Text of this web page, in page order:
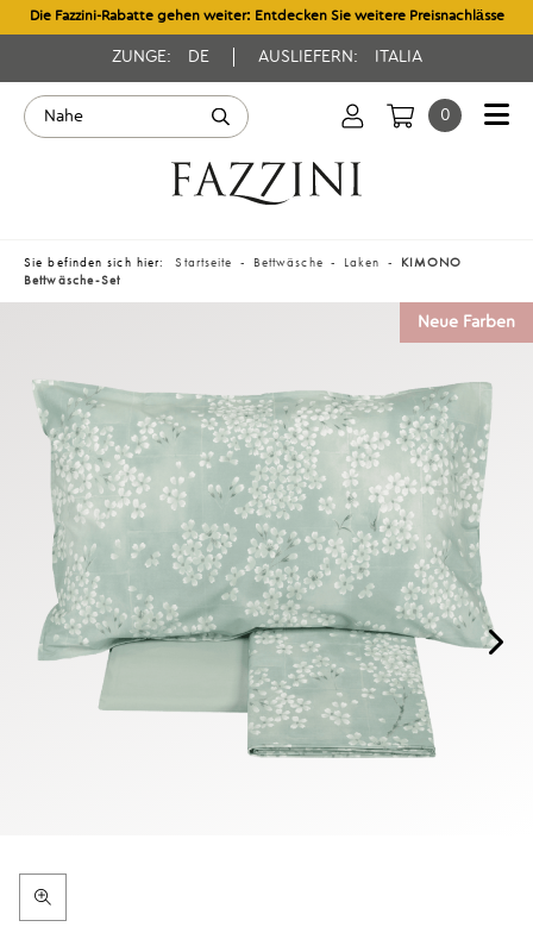
Die Fazzini-Rabatte gehen weiter: Entdecken Sie weitere Preisnachlässe
ZUNGE: DE AUSLIEFERN: ITALIA
0
Sie befinden sich hier: Startseite Bettwäsche Laken
KIMONO
Bettwäsche-Set
Neue Farben